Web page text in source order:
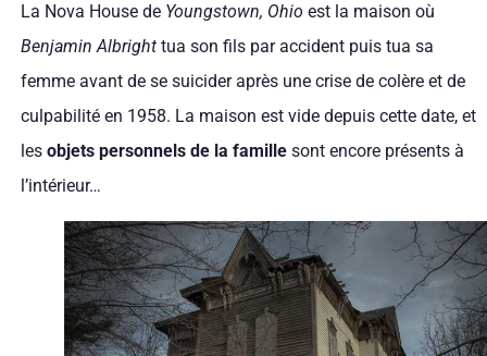
La Nova House de Youngstown, Ohio est la maison où
Benjamin Albrighttua son fils par accident puis tua sa
femme avant de se suicider après une crise de colère et de
culpabilité en 1958. La maison est vide depuis cette date, et
les objets personnels de la famillesont encore présents à
l’intérieur…